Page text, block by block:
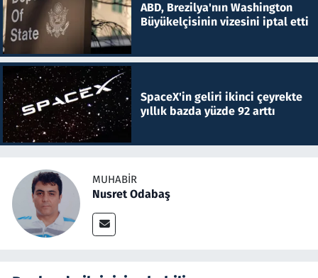
ABD, Brezilya'nın Washington
Büyükelçisinin vizesini iptal etti
SpaceX'in geliri ikinci çeyrekte
yıllık bazda yüzde 92 arttı
MUHABIR
Nusret Odabaş